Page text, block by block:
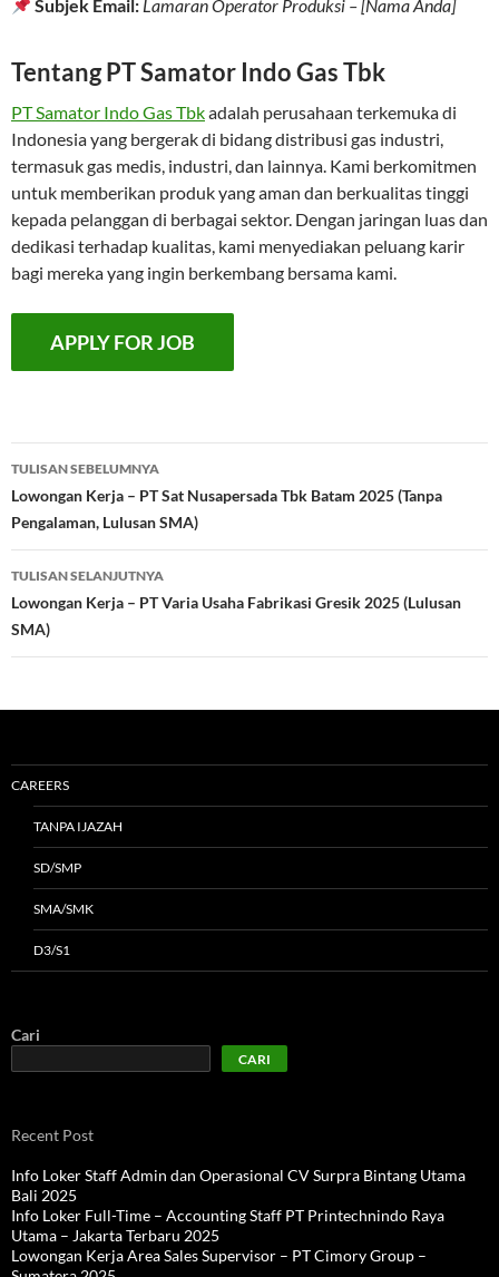
Subjek Email: Lamaran Operator Produksi – [Nama Anda]
Tentang PT Samator Indo Gas Tbk
PT Samator Indo Gas Tbkadalah perusahaan terkemuka di
Indonesia yang bergerak di bidang distribusi gas industri,
termasuk gas medis, industri, dan lainnya. Kami berkomitmen
untuk memberikan produk yang aman dan berkualitas tinggi
kepada pelanggan di berbagai sektor. Dengan jaringan luas dan
dedikasi terhadap kualitas, kami menyediakan peluang karir
bagi mereka yang ingin berkembang bersama kami.
Navigasi
Tulisan
TULISAN SEBELUMNYA
Lowongan Kerja – PT Sat Nusapersada Tbk Batam 2025 (Tanpa
Pengalaman, Lulusan SMA)
TULISAN SELANJUTNYA
Lowongan Kerja – PT Varia Usaha Fabrikasi Gresik 2025 (Lulusan
SMA)
CAREERS
TANPA IJAZAH
SD/SMP
SMA/SMK
D3/S1
Cari
CARI
Recent Post
Info Loker Staff Admin dan Operasional CV Surpra Bintang Utama
Bali 2025
Info Loker Full-Time – Accounting Staff PT Printechnindo Raya
Utama – Jakarta Terbaru 2025
Lowongan Kerja Area Sales Supervisor – PT Cimory Group –